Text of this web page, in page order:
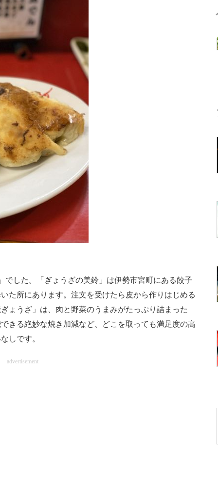
でした。「ぎょうざの美鈴」は伊勢市宮町にある餃子
た所にあります。注文を受けたら皮から作りはじめる
ょうざ」は、肉と野菜のうまみがたっぷり詰まった
きる絶妙な焼き加減など、どこを取っても満足度の高
しです。
advertisement